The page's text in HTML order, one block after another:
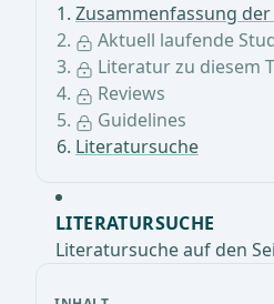
Zusammenfassung
Aktuell laufende
Literatur zu diesem
Reviews
Guidelines
Literatursuche
LITERATURSUCHE
Literatursuche auf den